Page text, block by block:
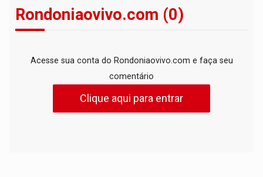
Rondoniaovivo.com (0)
Acesse sua conta do Rondoniaovivo.com e faça seu
comentário
Clique aqui para entrar